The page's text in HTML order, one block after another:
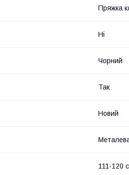
Пряжка
Ні
Чорний
Так
Новий
111-120